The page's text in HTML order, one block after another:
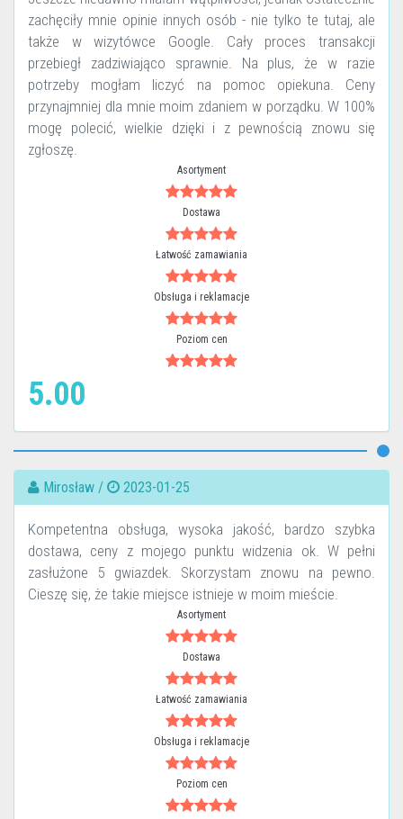
zachęciły mnie opinie innych osób - nie tylko te tutaj, ale
także w wizytówce Google. Cały proces transakcji
przebiegł zadziwiająco sprawnie. Na plus, że w razie
potrzeby mogłam liczyć na pomoc opiekuna. Ceny
przynajmniej dla mnie moim zdaniem w porządku. W 100%
mogę polecić, wielkie dzięki i z pewnością znowu się
zgłoszę.
Asortyment
Dostawa
Łatwość zamawiania
Obsługa i reklamacje
Poziom cen
5.00
Mirosław / 2023-01-25
Kompetentna obsługa, wysoka jakość, bardzo szybka
dostawa, ceny z mojego punktu widzenia ok. W pełni
zasłużone 5 gwiazdek. Skorzystam znowu na pewno.
Cieszę się, że takie miejsce istnieje w moim mieście.
Asortyment
Dostawa
Łatwość zamawiania
Obsługa i reklamacje
Poziom cen